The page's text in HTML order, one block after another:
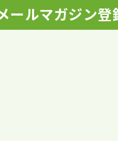
ールマガジン登